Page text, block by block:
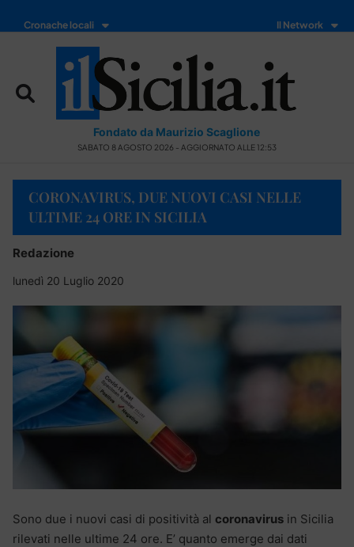
Cronache locali Il Network
Fondato da Maurizio Scaglione
SABATO 8 AGOSTO 2026 - AGGIORNATO ALLE 12:53
CORONAVIRUS, DUE NUOVI CASI NELLE
ULTIME 24 ORE IN SICILIA
Redazione
lunedì 20 Luglio 2020
Sono due i nuovi casi di positività al coronavirus in Sicilia
rilevati nelle ultime 24 ore. E’ quanto emerge dai dati